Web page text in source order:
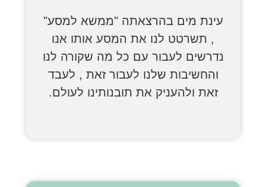
עינת מים בהרצאתה "ממשא למסע"
, תשרטט לנו את המסע אותו אנו
נדרשים לעבור עם כל מה שקורה לנו
והחשיבות שלנו לעבור זאת , לעבד
זאת ולהעניק את תובנותינו לעולם.